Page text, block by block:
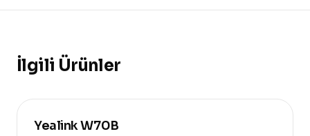
İlgili Ürünler
Yealink W70B